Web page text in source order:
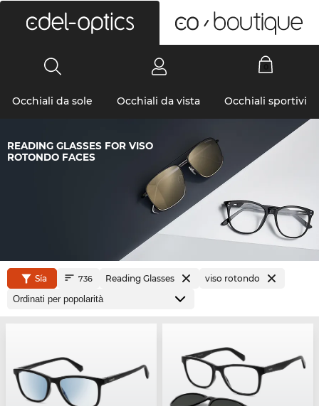
Occhiali da sole Occhiali da vista Occhiali sportivi
READING GLASSES FOR VISO
ROTONDO FACES
Sía 736 Reading Glasses viso rotondo